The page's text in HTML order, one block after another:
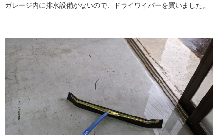
ガレージ内に排水設備がないので、ドライワイパーを買いました。